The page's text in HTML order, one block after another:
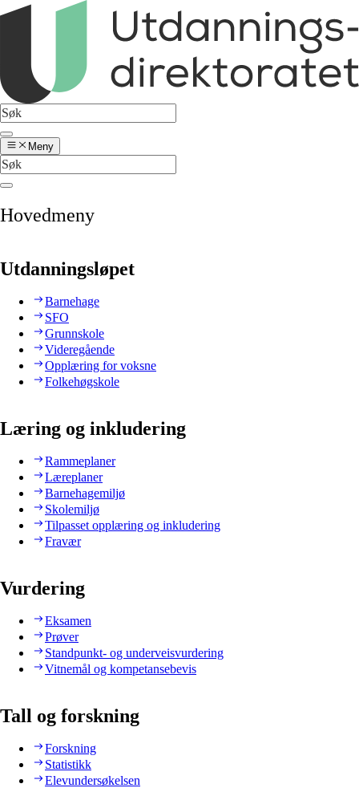
Meny
Hovedmeny
Utdanningsløpet
Barnehage
SFO
Grunnskole
Videregående
Opplæring for voksne
Folkehøgskole
Læring og inkludering
Rammeplaner
Læreplaner
Barnehagemiljø
Skolemiljø
Tilpasset opplæring og inkludering
Fravær
Vurdering
Eksamen
Prøver
Standpunkt- og underveisvurdering
Vitnemål og kompetansebevis
Tall og forskning
Forskning
Statistikk
Elevundersøkelsen